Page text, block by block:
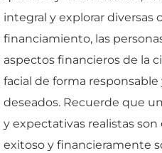
integral y explorar diversas
financiamiento, las
aspectos financieros de la
facial de forma
deseados. Recuerde que
y expectativas realistas
exitoso y financieramente